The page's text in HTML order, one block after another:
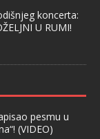
koncerta:
U RUMI!
pesmu u
(VIDEO)